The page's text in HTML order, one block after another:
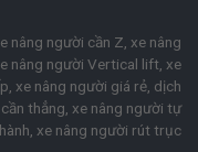
nâng người cần Z, xe nâng
nâng người Vertical lift, xe
xe nâng người giá rẻ, dịch
thẳng, xe nâng người tự
hành, xe nâng người rút trục